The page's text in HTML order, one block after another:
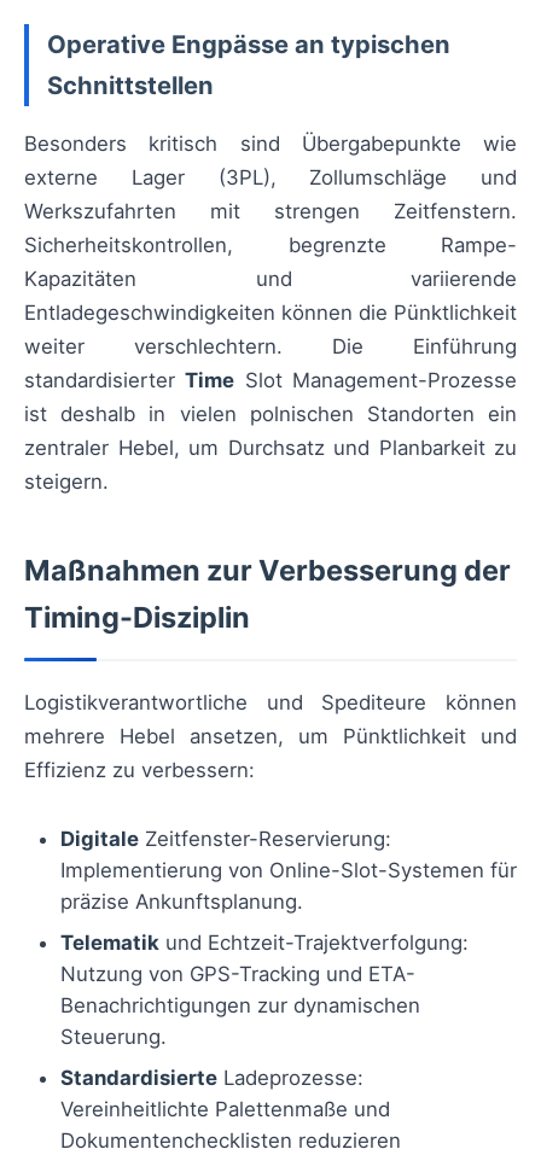
Operative Engpässe an typischen
Schnittstellen
Besonders kritisch sind Übergabepunkte wie
externe Lager (3PL), Zollumschläge und
Werkszufahrten mit strengen Zeitfenstern.
Sicherheitskontrollen, begrenzte Rampe-
Kapazitäten und variierende
Entladegeschwindigkeiten können die Pünktlichkeit
weiter verschlechtern. Die Einführung
standardisierterTime Slot Management-Prozesse
ist deshalb in vielen polnischen Standorten ein
zentraler Hebel, um Durchsatz und Planbarkeit zu
steigern.
Maßnahmen zur Verbesserung der
Timing-Disziplin
Logistikverantwortliche und Spediteure können
mehrere Hebel ansetzen, um Pünktlichkeit und
Effizienz zu verbessern:
Digitale Zeitfenster-Reservierung:
Implementierung von Online-Slot-Systemen für
präzise Ankunftsplanung.
Telematik und Echtzeit-Trajektverfolgung:
Nutzung von GPS-Tracking und ETA-
Benachrichtigungen zur dynamischen
Steuerung.
Standardisierte Ladeprozesse:
Vereinheitlichte Palettenmaße und
Dokumentenchecklisten reduzieren